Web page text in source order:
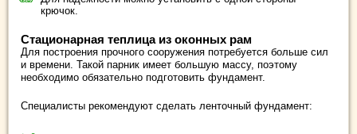
крючок.
Стационарная теплица из оконных рам
Для построения прочного сооружения потребуется больше сил
и времени. Такой парник имеет большую массу, поэтому
необходимо обязательно подготовить фундамент.
Специалисты рекомендуют сделать ленточный фундамент: